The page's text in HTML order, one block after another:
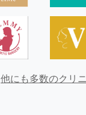
他にも多数のクリ